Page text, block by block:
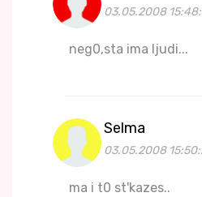
03.05.2008
neg0,sta ima ljudi...
Selma
03.05.2008
ma i t0 st'kazes..